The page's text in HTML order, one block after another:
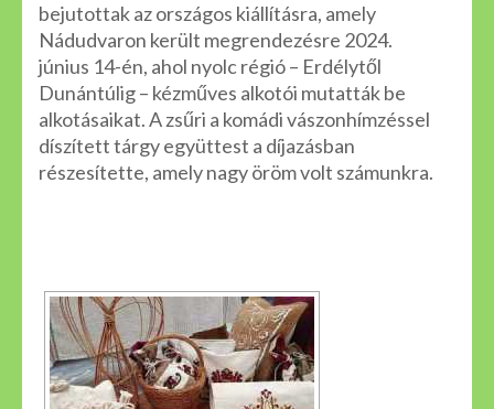
bejutottak az országos kiállításra, amely
Nádudvaron került megrendezésre 2024.
június 14-én, ahol nyolc régió – Erdélytől
Dunántúlig – kézműves alkotói mutatták be
alkotásaikat. A zsűri a komádi vászonhímzéssel
díszített tárgy együttest a díjazásban
részesítette, amely nagy öröm volt számunkra.